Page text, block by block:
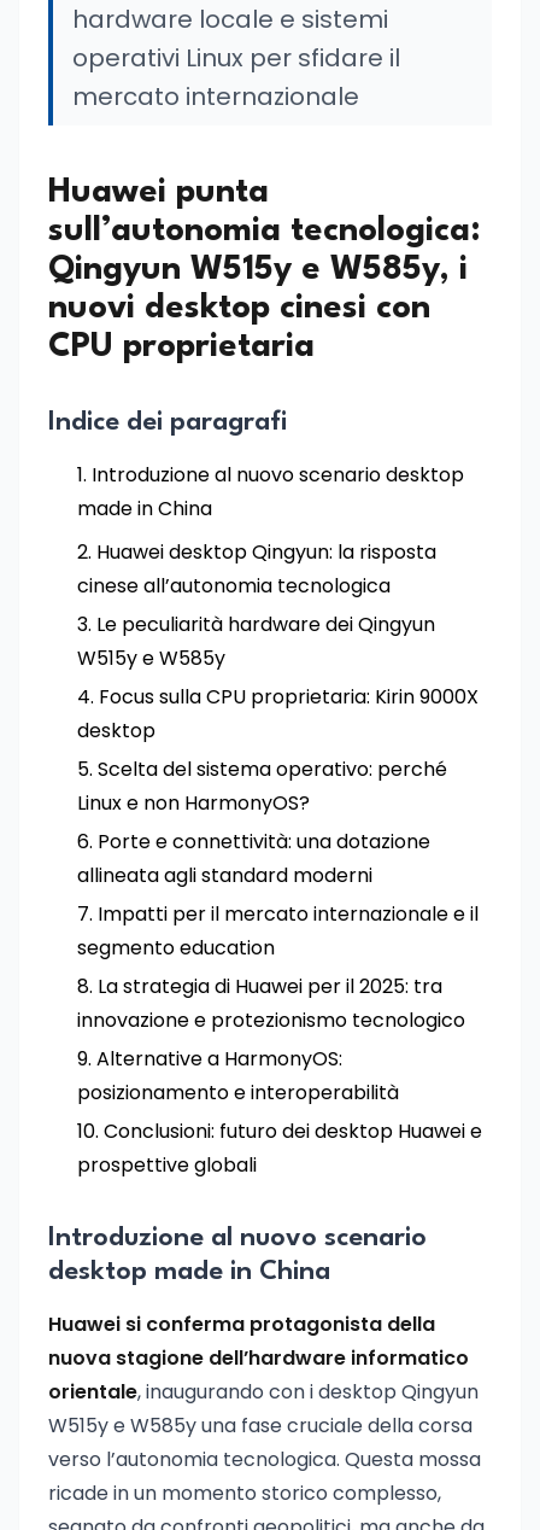
hardware locale e sistemi
operativi Linux per sfidare il
mercato internazionale
Huawei punta
sull’autonomia tecnologica:
Qingyun W515y e W585y, i
nuovi desktop cinesi con
CPU proprietaria
Indice dei paragrafi
Introduzione al nuovo scenario desktop
made in China
Huawei desktop Qingyun: la risposta
cinese all’autonomia tecnologica
Le peculiarità hardware dei Qingyun
W515y e W585y
Focus sulla CPU proprietaria: Kirin 9000X
desktop
Scelta del sistema operativo: perché
Linux e non HarmonyOS?
Porte e connettività: una dotazione
allineata agli standard moderni
Impatti per il mercato internazionale e il
segmento education
La strategia di Huawei per il 2025: tra
innovazione e protezionismo tecnologico
Alternative a HarmonyOS:
posizionamento e interoperabilità
Conclusioni: futuro dei desktop Huawei e
prospettive globali
Introduzione al nuovo scenario
desktop made in China
Huawei si conferma protagonista della
nuova stagione dell’hardware informatico
orientale, inaugurando con i desktop Qingyun
W515y e W585y una fase cruciale della corsa
verso l’autonomia tecnologica. Questa mossa
ricade in un momento storico complesso,